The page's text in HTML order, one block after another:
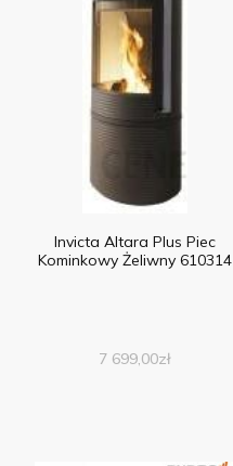
Invicta Altara Plus Piec
Kominkowy Żeliwny 610314
7 699,00zł